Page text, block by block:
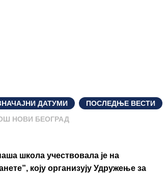
ДАТУМИ ПОСЛЕДЊЕ ВЕСТИ
НОВИ БЕОГРАД
школа учествовала је на
коју организују Удружење за